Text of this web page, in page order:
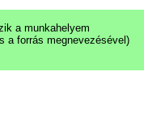
a munkahelyem
a forrás megnevezésével)